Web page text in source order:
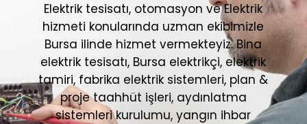
Elektrik tesisatı, otomasyon ve Elektrik
hizmeti konularında uzman ekibimizle
Bursa ilinde hizmet vermekteyiz. Bina
elektrik tesisatı, Bursa elektrikçi, elektrik
tamiri, fabrika elektrik sistemleri, plan &
proje taahhüt işleri, aydınlatma
sistemleri kurulumu, yangın ihbar